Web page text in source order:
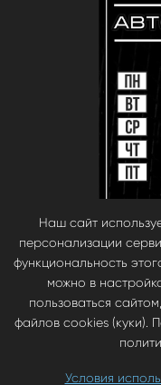
© babara 2014. При
Инновационные
Наш сайт
персонализации
функциональность
можно в
пользоваться
файлов cookies (куки).
Условия